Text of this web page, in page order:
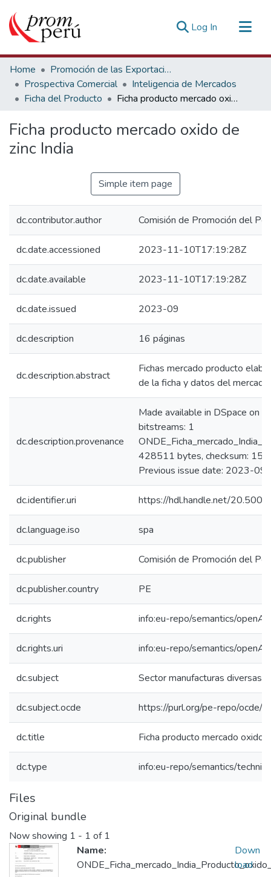
Log In (current)
Communities & Collections
All of DSpace
Statistics
Home
Promoción de las Exportaciones
Prospectiva Comercial
Inteligencia de Mercados
Ficha del Producto
Ficha producto mercado oxido de zinc India
Ficha producto mercado oxido de
zinc India
Simple item page
dc.contributor.author Comisión de Promoción del
dc.date.accessioned 2023-11-10T17:19:28Z
dc.date.available 2023-11-10T17:19:28Z
dc.date.issued 2023-09
dc.description 16 páginas
dc.description.abstract
Fichas mercado producto
de la ficha y datos del
dc.description.provenance
Made available in DSpace on
bitstreams: 1
428511 bytes, checksum:
Previous issue date: 2023-09
dc.identifier.uri https://hdl.handle.net/
dc.language.iso spa
dc.publisher Comisión de Promoción del
dc.publisher.country PE
dc.rights info:eu-repo/semantics/
dc.rights.uri info:eu-repo/semantics/
dc.subject Sector manufacturas diversas
dc.subject.ocde https://purl.org/pe-repo/ocde/
dc.title Ficha producto mercado oxido
dc.type info:eu-repo/semantics/
Files
Original bundle
Now showing 1 - 1 of 1
Name:
Down
load